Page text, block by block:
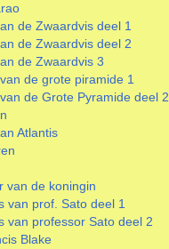
de Zwaardvis deel 1
de Zwaardvis deel 2
de Zwaardvis 3
de grote piramide 1
de Grote Pyramide deel 2
Atlantis
van de koningin
van prof. Sato deel 1
van professor Sato deel 2
Blake